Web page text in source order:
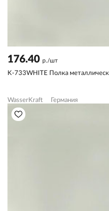
176.40 р./шт
K-733WHITE Полка
WasserKraft Германия